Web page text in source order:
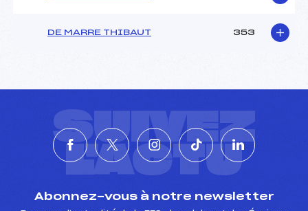
DE MARRE THIBAUT 353
SUIVEZ
L'ACTU
Abonnez-vous à notre newsletter